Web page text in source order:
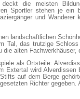
die meisten
Sportler stehen je ein
und Wanderer
landschaftlichen
Tal, das trutzige
alten Fachwerkhäuser,
als Ortsteile:
Extertal wird
auf dem Berge
Richter gegeben.